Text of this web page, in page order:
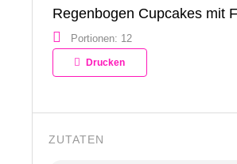
Regenbogen Cupcakes mit
Portionen: 12
Drucken
ZUTATEN